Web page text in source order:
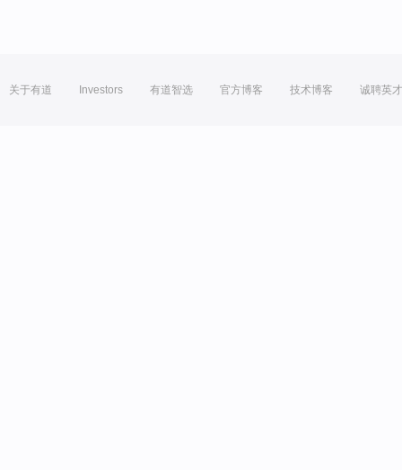
关于有道 Investors 有道智选 官方博客 技术博客 诚聘英才